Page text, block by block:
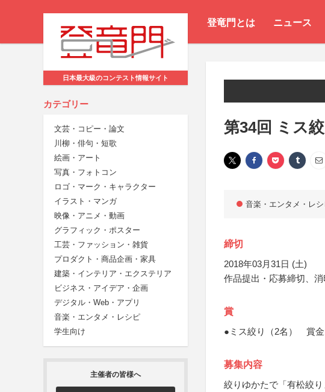
登竜門とは ニュース
日本最大級のコンテスト情報サイト
カテゴリー
文芸・コピー・論文
川柳・俳句・短歌
絵画・アート
写真・フォトコン
ロゴ・マーク・キャラクター
イラスト・マンガ
映像・アニメ・動画
グラフィック・ポスター
工芸・ファッション・雑貨
プロダクト・商品企画・家具
建築・インテリア・エクステリア
ビジネス・アイデア・企画
デジタル・Web・アプリ
音楽・エンタメ・レシピ
学生向け
主催者の皆様へ
第34回 ミス
音楽・エンタメ・レ
締切
2018年03月31日 (土)
作品提出・応募締切、消
賞
●ミス絞り（2名） 賞金
募集内容
絞りゆかたで「有松絞